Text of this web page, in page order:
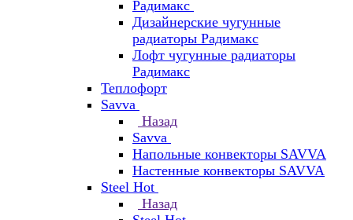
Радимакс
Дизайнерские чугунные
радиаторы Радимакс
Лофт чугунные радиаторы
Радимакс
Теплофорт
Savva
Назад
Savva
Напольные конвекторы SAVVA
Настенные конвекторы SAVVA
Steel Hot
Назад